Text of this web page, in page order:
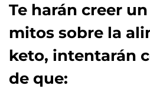
Te harán creer
mitos sobre la
keto, intentarán
de que: